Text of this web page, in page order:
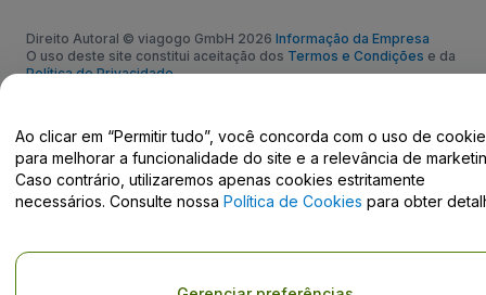
Direito Autoral © viagogo GmbH 2026 Informação da Empresa
O uso deste site constitui aceitação dos Termos e Condições e da
Política de Privacidade
Ao clicar em “Permitir tudo”, você concorda com o uso de
para melhorar a funcionalidade do site e a relevância de
Caso contrário, utilizaremos apenas cookies estritamente
necessários. Consulte nossa Política de Cookies para obter